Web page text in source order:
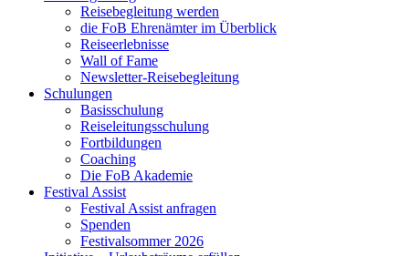
Reisebegleitung werden
die FoB Ehrenämter im Überblick
Reiseerlebnisse
Wall of Fame
Newsletter-Reisebegleitung
Schulungen
Basisschulung
Reiseleitungsschulung
Fortbildungen
Coaching
Die FoB Akademie
Festival Assist
Festival Assist anfragen
Spenden
Festivalsommer 2026